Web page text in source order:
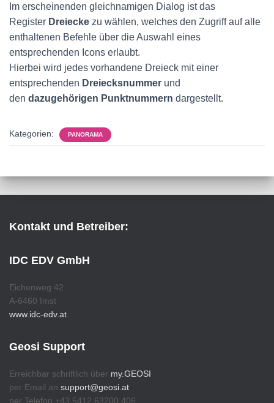
Im erscheinenden gleichnamigen Dialog ist das
Register Dreiecke zu wählen, welches den Zugriff auf alle
enthaltenen Befehle über die Auswahl eines
entsprechenden Icons erlaubt.
Hierbei wird jedes vorhandene Dreieck mit einer
entsprechenden Dreiecksnummer und
den dazugehörigen Punktnummern dargestellt.
Kategorien: PANORAMA
Kontakt und Betreiber:
IDC EDV GmbH
Eichenweg 42
A-6460 Imst
www.idc-edv.at
Geosi Support
Erreichbar schriftlich über my.GEOSI
per Email an support@geosi.at
per Telefon +43 5412 63200 406